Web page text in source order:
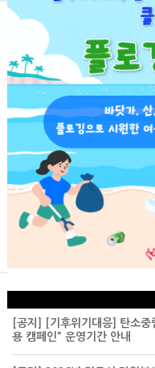
자원봉사
신청
자원봉사
교육
공지사항 자료실
[공지] [기후위기대응] 탄소중립실천 "병뚜껑 새활
용 캠페인" 운영기간 안내